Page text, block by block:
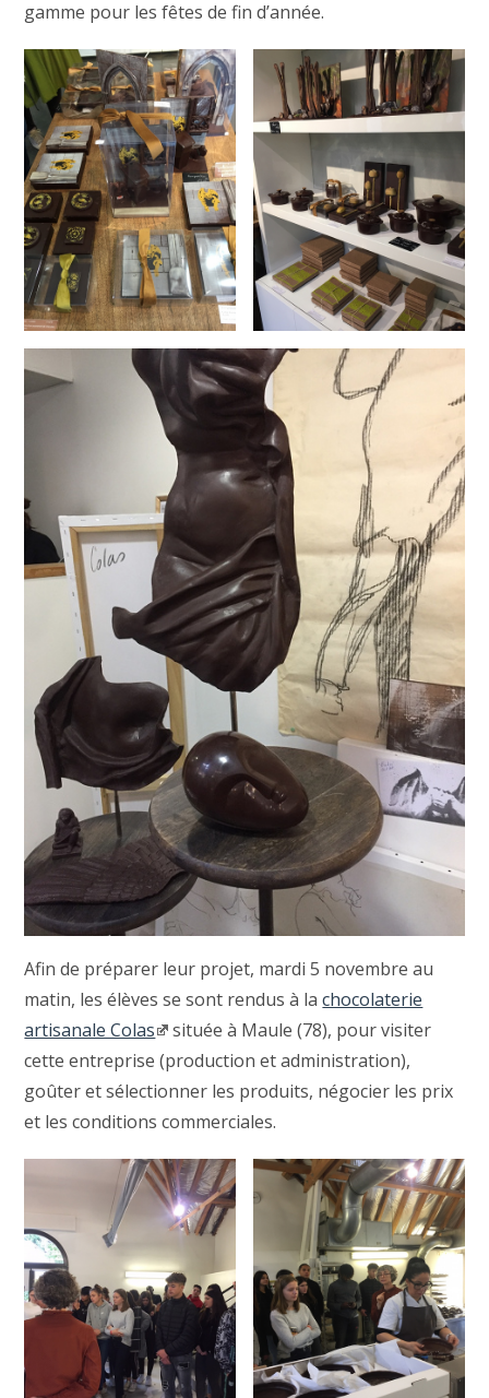
gamme pour les fêtes de fin d’année.
Afin de préparer leur projet, mardi 5 novembre au
matin, les élèves se sont rendus à lachocolaterie
artisanale Colas
située à Maule (78), pour visiter
cette entreprise (production et administration),
goûter et sélectionner les produits, négocier les prix
et les conditions commerciales.